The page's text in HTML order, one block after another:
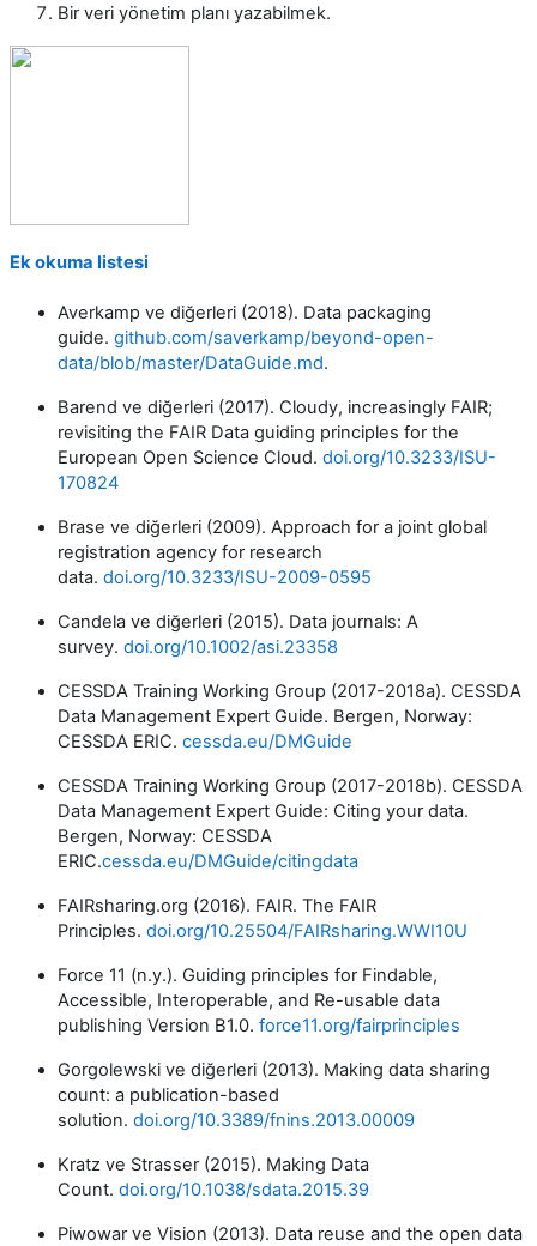
Bir veri yönetim planı yazabilmek.
Ek okuma listesi
Averkamp ve diğerleri (2018). Data packaging
guide. github.com/saverkamp/beyond-open-
data/blob/master/DataGuide.md.
Barend ve diğerleri (2017). Cloudy, increasingly FAIR;
revisiting the FAIR Data guiding principles for the
European Open Science Cloud. doi.org/10.3233/ISU-
170824
Brase ve diğerleri (2009). Approach for a joint global
registration agency for research
data. doi.org/10.3233/ISU-2009-0595
Candela ve diğerleri (2015). Data journals: A
survey. doi.org/10.1002/asi.23358
CESSDA Training Working Group (2017-2018a). CESSDA
Data Management Expert Guide. Bergen, Norway:
CESSDA ERIC. cessda.eu/DMGuide
CESSDA Training Working Group (2017-2018b). CESSDA
Data Management Expert Guide: Citing your data.
Bergen, Norway: CESSDA
ERIC.cessda.eu/DMGuide/citingdata
FAIRsharing.org (2016). FAIR. The FAIR
Principles. doi.org/10.25504/FAIRsharing.WWI10U
Force 11 (n.y.). Guiding principles for Findable,
Accessible, Interoperable, and Re-usable data
publishing Version B1.0. force11.org/fairprinciples
Gorgolewski ve diğerleri (2013). Making data sharing
count: a publication-based
solution. doi.org/10.3389/fnins.2013.00009
Kratz ve Strasser (2015). Making Data
Count. doi.org/10.1038/sdata.2015.39
Piwowar ve Vision (2013). Data reuse and the open data